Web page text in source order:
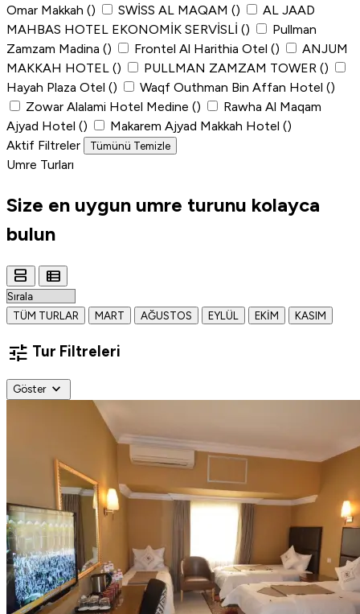
Omar Makkah () SWİSS AL MAQAM ()
AL JAAD
MAHBAS HOTEL EKONOMİK SERVİSLİ ()
Pullman
Zamzam Madina () Frontel Al Harithia Otel ()
ANJUM
MAKKAH HOTEL () PULLMAN ZAMZAM TOWER ()
Hayah Plaza Otel () Waqf Outhman Bin Affan Hotel ()
Zowar Alalami Hotel Medine ()
Rawha Al Maqam
Ajyad Hotel () Makarem Ajyad Makkah Hotel ()
Aktif Filtreler
Tümünü Temizle
Umre Turları
Size en uygun umre turunu kolayca
bulun
view_agenda view_list
TÜM TURLAR MART AĞUSTOS EYLÜL EKIM KASIM
tune Tur Filtreleri
Göster expand_more